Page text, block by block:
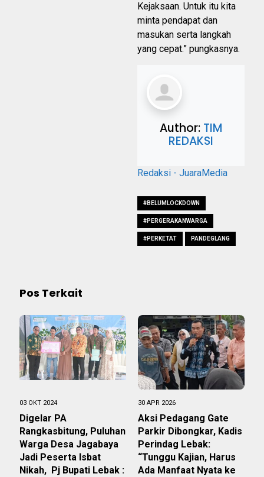
Kejaksaan. Untuk itu kita
minta pendapat dan
masukan serta langkah
yang cepat.” pungkasnya.
Author: TIM
REDAKSI
Redaksi - JuaraMedia
#BELUMLOCKDOWN
#PERGERAKANWARGA
#PERKETAT PANDEGLANG
Pos Terkait
03 OKT 2024
Digelar PA
Rangkasbitung, Puluhan
Warga Desa Jagabaya
Jadi Peserta Isbat
Nikah, Pj Bupati Lebak :
30 APR 2026
Aksi Pedagang Gate
Parkir Dibongkar, Kadis
Perindag Lebak:
“Tunggu Kajian, Harus
Ada Manfaat Nyata ke